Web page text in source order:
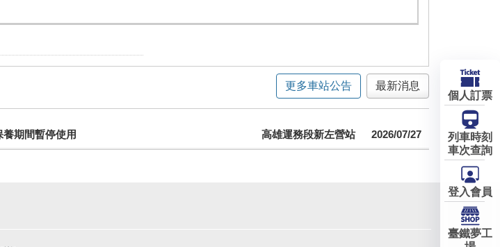
更多車站公告 最新消息
期間暫停使用 高雄運務段新左營站 2026/07/27
個人訂票
列車時刻
車次查詢
登入會員
臺鐵夢工